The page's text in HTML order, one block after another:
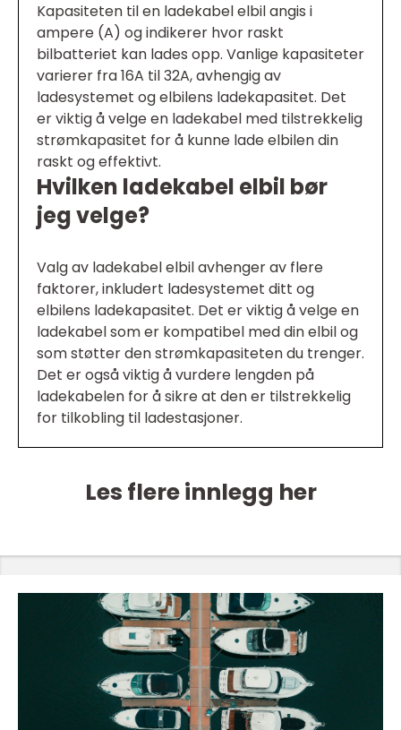
Kapasiteten til en ladekabel elbil angis i
ampere (A) og indikerer hvor raskt
bilbatteriet kan lades opp. Vanlige kapasiteter
varierer fra 16A til 32A, avhengig av
ladesystemet og elbilens ladekapasitet. Det
er viktig å velge en ladekabel med tilstrekkelig
strømkapasitet for å kunne lade elbilen din
raskt og effektivt.
Hvilken ladekabel elbil bør
jeg velge?
Valg av ladekabel elbil avhenger av flere
faktorer, inkludert ladesystemet ditt og
elbilens ladekapasitet. Det er viktig å velge en
ladekabel som er kompatibel med din elbil og
som støtter den strømkapasiteten du trenger.
Det er også viktig å vurdere lengden på
ladekabelen for å sikre at den er tilstrekkelig
for tilkobling til ladestasjoner.
Les flere innlegg her